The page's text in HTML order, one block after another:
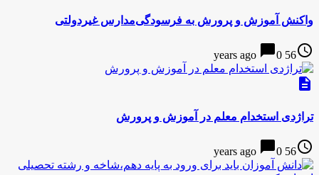
واکنش آموزش و پرورش به فرسودگی‌مدارس غیردولتی
access_time
56 years ago
chat_bubble0
description
تراژدی استخدام معلم در آموزش و پرورش
access_time
56 years ago
chat_bubble0